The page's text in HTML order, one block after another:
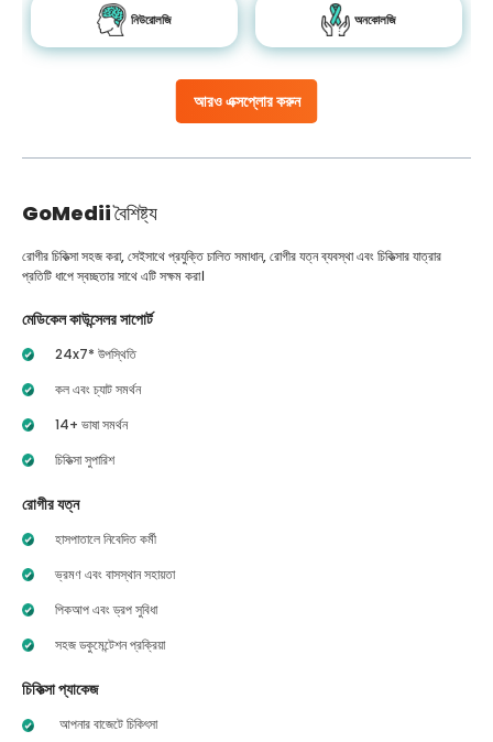
আরও এক্সপ্লোর করুন
নিউরোলজি অনকোলজি
GoMediiবৈশিষ্ট্য
রোগীর চিকিত্সা সহজ করা, সেইসাথে প্রযুক্তি চালিত সমাধান, রোগীর যত্ন ব্যবস্থা এবং চিকিত্সার যাত্রার
প্রতিটি ধাপে স্বচ্ছতার সাথে এটি সক্ষম করা।
মেডিকেল কাউন্সেলর সাপোর্ট
24x7* উপস্থিতি
কল এবং চ্যাট সমর্থন
14+ ভাষা সমর্থন
চিকিত্সা সুপারিশ
রোগীর যত্ন
হাসপাতালে নিবেদিত কর্মী
ভ্রমণ এবং বাসস্থান সহায়তা
পিকআপ এবং ড্রপ সুবিধা
সহজ ডকুমেন্টেশন প্রক্রিয়া
চিকিত্সা প্যাকেজ
আপনার বাজেটে চিকিৎসা